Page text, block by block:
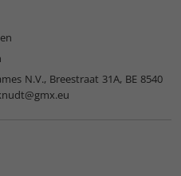
N.V., Breestraat 31A, BE 8540